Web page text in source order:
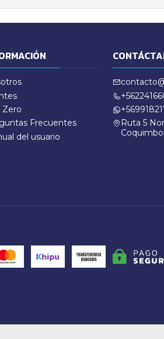
Zero
Frecuentes
del usuario
Ruta 5